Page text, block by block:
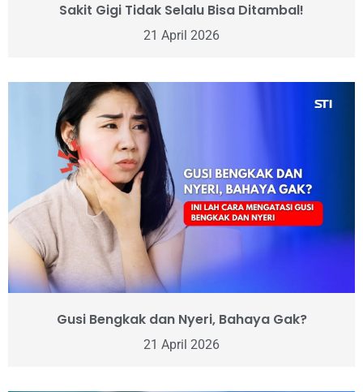
Sakit Gigi Tidak Selalu Bisa Ditambal!
21 April 2026
Gusi Bengkak dan Nyeri, Bahaya Gak?
21 April 2026